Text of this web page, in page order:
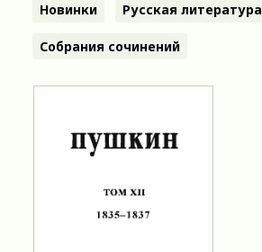
Новинки Русская литература
Собрания сочинений